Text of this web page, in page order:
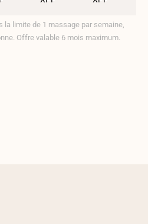
la limite de 1 massage par semaine,
Offre valable 6 mois maximum.